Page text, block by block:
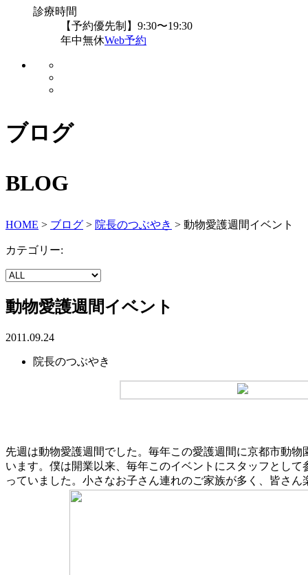
診療時間
【予約優先制】9:30〜19:30
年中無休Web予約
ブログ
BLOG
HOME > ブログ > 院長のつぶやき > 動物愛護週間イベント
カテゴリー:
動物愛護週間イベント
2011.09.24
院長のつぶやき
先週は動物愛護週間でした。毎年この愛護週間に京都市動
います。僕は開業以来、毎年このイベントにスタッフとし
っていました。小さなお子さん連れのご家族が多く、皆さん